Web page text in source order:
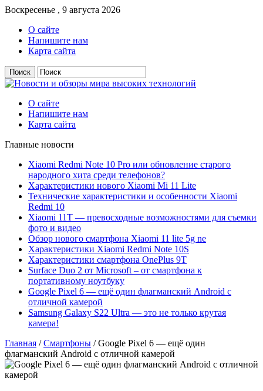
Воскресенье , 9 августа 2026
О сайте
Напишите нам
Карта сайта
О сайте
Напишите нам
Карта сайта
Главные новости
Xiaomi Redmi Note 10 Pro или обновление старого
народного хита среди телефонов?
Характеристики нового Xiaomi Mi 11 Lite
Технические характеристики и особенности Xiaomi
Redmi 10
Xiaomi 11T — превосходные возможностями для съемки
фото и видео
Обзор нового смартфона Xiaomi 11 lite 5g ne
Характеристики Xiaomi Redmi Note 10S
Характеристики смартфона OnePlus 9T
Surface Duo 2 от Microsoft – от смартфона к
портативному ноутбуку
Google Pixel 6 — ещё один флагманский Android с
отличной камерой
Samsung Galaxy S22 Ultra — это не только крутая
камера!
Главная /Смартфоны /Google Pixel 6 — ещё один
флагманский Android с отличной камерой